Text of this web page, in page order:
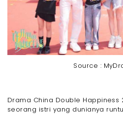
Source :
Drama China Double Happiness
seorang istri yang dunianya